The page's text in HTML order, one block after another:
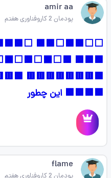
amir aa
پودمان 2 کاروفناوری هفتم
🟩🟩🟩🟩🟩🟩
🟩🟩🟩🟩🟩🟩🟩🟩 🟩
🟩🟩🟩🟩
🟩🟩🟩🟩 این چطور
flame